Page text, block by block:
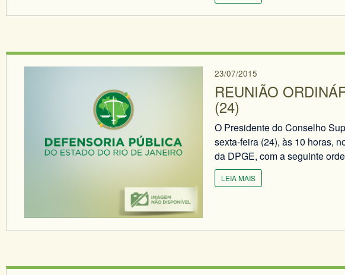
23/07/2015
REUNIÃO
(24)
O Presidente do Conselho
sexta-feira (24), às 10 horas,
da DPGE, com a seguinte
LEIA MAIS